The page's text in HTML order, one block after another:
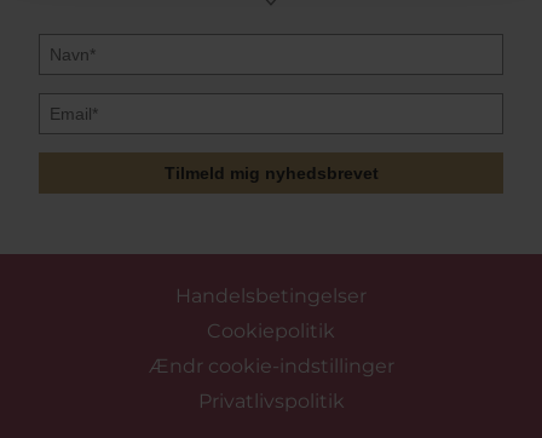
Tilmeld mig nyhedsbrevet
Handelsbetingelser
Cookiepolitik
Ændr cookie-indstillinger
Privatlivspolitik